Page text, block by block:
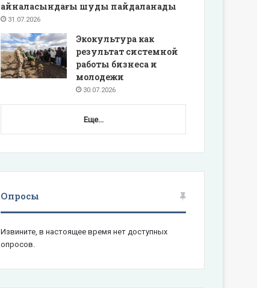
айналасындағы шуды пайдаланады
31.07.2026
Экокультура как
результат системной
работы бизнеса и
молодежи
30.07.2026
Еще...
Опросы
Извините, в настоящее время нет доступных
опросов.